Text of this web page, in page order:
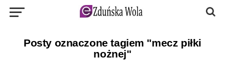
Posty oznaczone tagiem "mecz piłki
nożnej"